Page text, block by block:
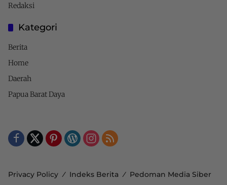
Redaksi
Kategori
Berita
Home
Daerah
Papua Barat Daya
Privacy Policy Indeks Berita Pedoman Media Siber